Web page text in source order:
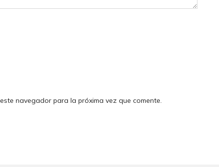
navegador para la próxima vez que comente.